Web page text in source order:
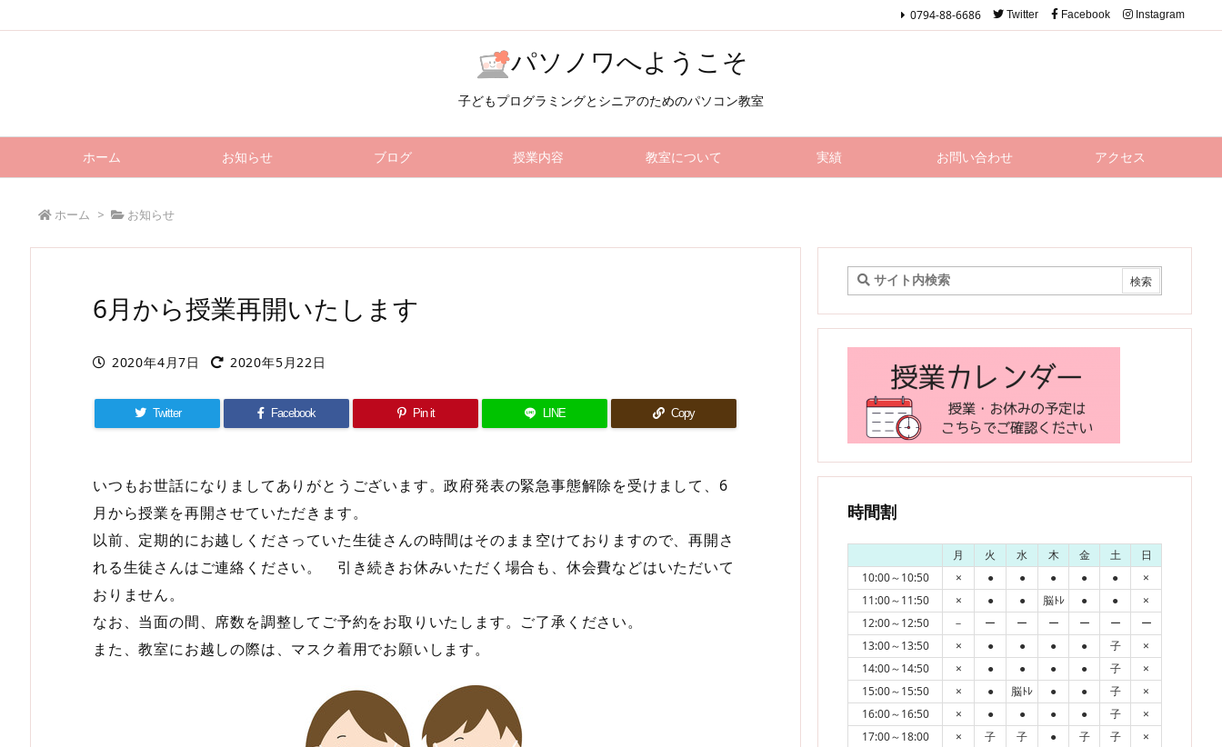
パソノワへようこそ
子どもプログラミングとシニアのためのパソコン教室
ホーム お知らせ ブログ 授業内容 教室について 実績 お問い合わせ アクセス
0794-88-6686 Twitter Facebook Instagram
ホーム > お知らせ
6月から授業再開いたします
2020年4月7日 2020年5月22日
Twitter Facebook Pin it LINE Copy
いつもお世話になりましてありがとうございます。政府発表の緊急事態解除を受けまして、6
月から授業を再開させていただきます。
以前、定期的にお越しくださっていた生徒さんの時間はそのまま空けておりますので、再開さ
れる生徒さんはご連絡ください。 引き続きお休みいただく場合も、休会費などはいただいて
おりません。
なお、当面の間、席数を調整してご予約をお取りいたします。ご了承ください。
また、教室にお越しの際は、マスク着用でお願いします。
時間割
月 火 水 木 金 土
日
10:00～10:50
× ● ● ● ● ●
×
11:00～11:50
× ● ● 脳ﾄﾚ ● ●
×
12:00～12:50
－ ー ー ー ー ー
ー
13:00～13:50
× ● ● ● ● 子
×
14:00～14:50
× ● ● ● ● 子
×
15:00～15:50
× ● 脳ﾄﾚ ● ● 子
×
16:00～16:50
× ● ● ● ● 子
×
17:00～18:00
× 子 子 ● 子 子 ×